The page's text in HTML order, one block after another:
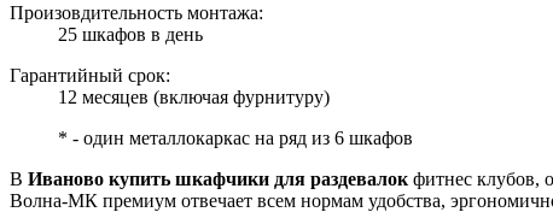
Произовдительность монтажа:
25 шкафов в день
Гарантийный срок:
12 месяцев (включая фурнитуру)
* - один металлокаркас на ряд из 6 шкафов
В Иваново купить шкафчики для раздевалок фитнес клубов,
Волна-МК премиум отвечает всем нормам удобства,